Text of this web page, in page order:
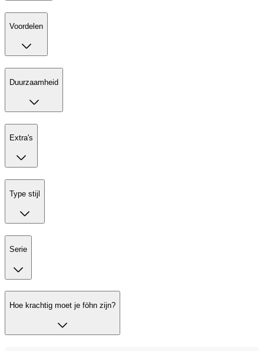
Voordelen
Duurzaamheid
Extra's
Type stijl
Serie
Hoe krachtig moet je föhn zijn?